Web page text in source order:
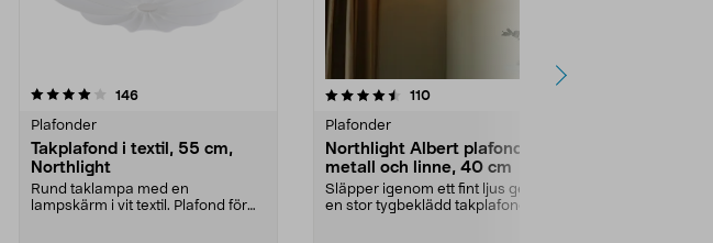
146recensioner
Plafonder
Takplafond i textil, 55 cm,
Northlight
Rund taklampa med en
lampskärm i vit textil. Plafond för
4.5 av 5 stjärnor 110recensioner
Plafonder
Northlight Albert plafond,
metall och linne, 40 cm
Släpper igenom ett fint ljus genom
en stor tygbeklädd takplafond i 3
4.5 av 5 stjärnor